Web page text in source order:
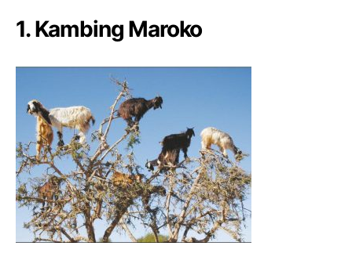
1. Kambing Maroko